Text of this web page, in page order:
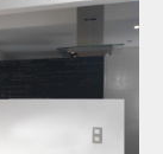
на
на сайте